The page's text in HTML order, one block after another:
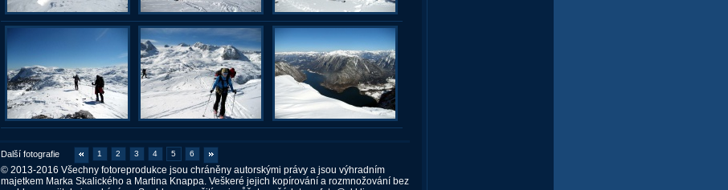
Další fotografie 1 2 3 4 5 6
© 2013-2016 Všechny fotoreprodukce jsou chráněny autorskými právy a jsou výhradním
majetkem Marka Skalického a Martina Knappa. Veškeré jejich kopírování a rozmnožování bez